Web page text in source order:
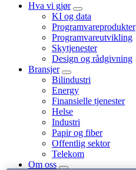
Hva vi gjør
KI og data
Programvareprodukter
Programvareutvikling
Skytjenester
Design og rådgivning
Bransjer
Bilindustri
Energy
Finansielle tjenester
Helse
Industri
Papir og fiber
Offentlig sektor
Telekom
Om oss